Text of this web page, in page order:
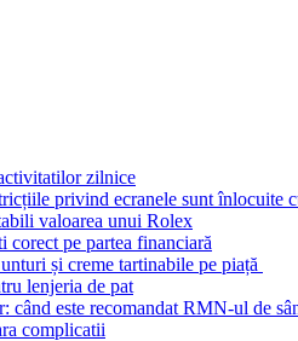
zilnice
privind ecranele sunt
valoarea unui Rolex
corect pe partea financiară
și creme tartinabile pe piață
lenjeria de pat
când este recomandat RMN-ul de
complicatii